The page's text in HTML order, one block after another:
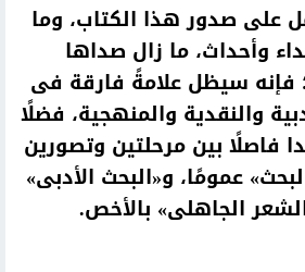
على صدور هذا الكتاب، وما
وأحداث، ما زال صداها
فإنه سيظل علامةً فارقة فى
والنقدية والمنهجية، فضلًا
فاصلًا بين مرحلتين وتصورين
عمومًا، و«البحث الأدبى»
الجاهلى» بالأخص.